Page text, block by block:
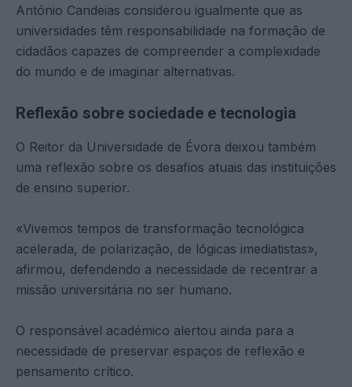
António Candeias considerou igualmente que as
universidades têm responsabilidade na formação de
cidadãos capazes de compreender a complexidade
do mundo e de imaginar alternativas.
Reflexão sobre sociedade e tecnologia
O Reitor da Universidade de Évora deixou também
uma reflexão sobre os desafios atuais das instituições
de ensino superior.
«Vivemos tempos de transformação tecnológica
acelerada, de polarização, de lógicas imediatistas»,
afirmou, defendendo a necessidade de recentrar a
missão universitária no ser humano.
O responsável académico alertou ainda para a
necessidade de preservar espaços de reflexão e
pensamento crítico.